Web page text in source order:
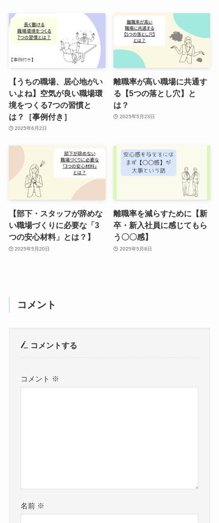
【うちの職場、居心地がい
いよね】空気が良い職場環
境をつくる7つの習慣と
は？［事例付き］
2025年6月2日
離職率が高い職場に共通す
る【5つの落とし穴】と
は？
2025年5月23日
【部下・スタッフが辞めな
い職場づくりに必要な「3
つの安心材料」とは？】
2025年5月20日
離職率を減らすために【新
卒・新入社員に感じてもら
う〇〇感】
2025年5月8日
コメント
コメントする
コメント ※
名前 ※